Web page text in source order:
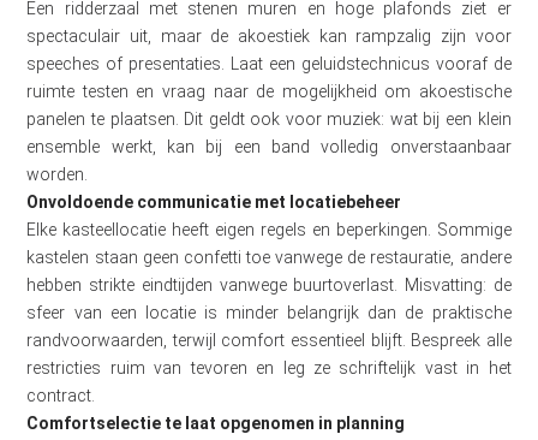
Een ridderzaal met stenen muren en hoge plafonds ziet er
spectaculair uit, maar de akoestiek kan rampzalig zijn voor
speeches of presentaties. Laat een geluidstechnicus vooraf de
ruimte testen en vraag naar de mogelijkheid om akoestische
panelen te plaatsen. Dit geldt ook voor muziek: wat bij een klein
ensemble werkt, kan bij een band volledig onverstaanbaar
worden.
Onvoldoende communicatie met locatiebeheer
Elke kasteellocatie heeft eigen regels en beperkingen. Sommige
kastelen staan geen confetti toe vanwege de restauratie, andere
hebben strikte eindtijden vanwege buurtoverlast. Misvatting: de
sfeer van een locatie is minder belangrijk dan de praktische
randvoorwaarden, terwijl comfort essentieel blijft. Bespreek alle
restricties ruim van tevoren en leg ze schriftelijk vast in het
contract.
Comfortselectie te laat opgenomen in planning